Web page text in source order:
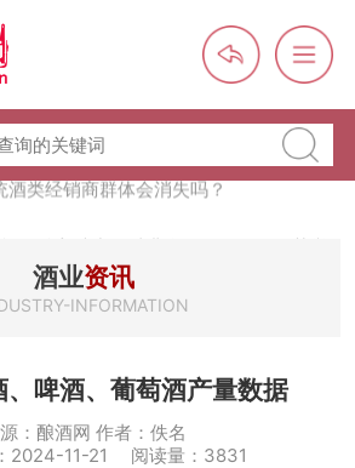
师】职业技能培训及认定班开班通知
酒类经销商群体会消失吗？
么简单
市酒企业第三季度报（白酒、啤酒、葡萄
酒、黄酒）
酒业资讯
INFORMATION
啤酒、葡萄酒产量数据
：酿酒网 作者：佚名
2024-11-21 阅读量：3831